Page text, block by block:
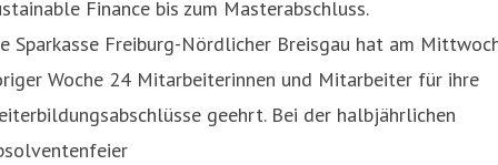
Finance bis zum Masterabschluss.
Sparkasse Freiburg-Nördlicher Breisgau hat am
Woche 24 Mitarbeiterinnen und Mitarbeiter für ihre
geehrt. Bei der halbjährlichen